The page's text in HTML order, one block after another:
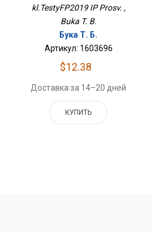
kl.TestyFP2019 IP Prosv. ,
Buka T. B.
Бука Т. Б.
Артикул: 1603696
$12.38
Доставка за 14–20 дней
КУПИТЬ